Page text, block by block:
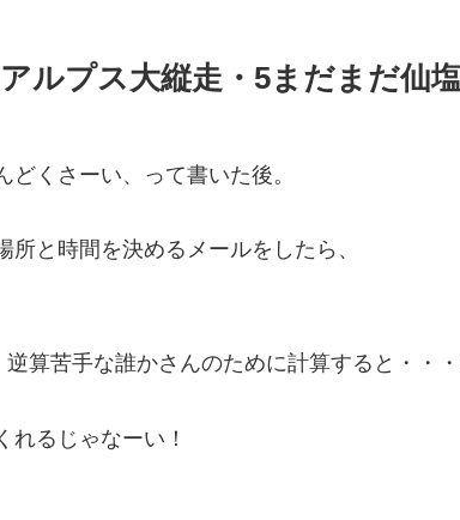
ルプス大縦走・5まだまだ仙
くさーい、って書いた後。
と時間を決めるメールをしたら、
算苦手な誰かさんのために計算すると・・・
れるじゃなーい！